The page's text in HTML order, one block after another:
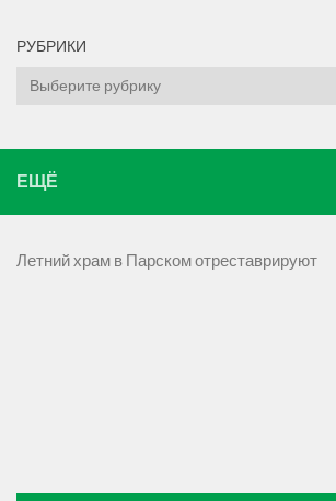
РУБРИКИ
Рубрики
ЕЩЁ
Летний храм в Парском отреставрируют